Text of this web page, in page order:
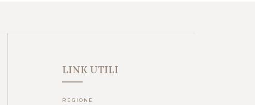
LINK UTILI
REGIONE